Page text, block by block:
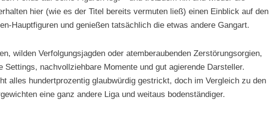
hier (wie es der Titel bereits vermuten ließ) einen Einblick auf den
Hauptfiguren und genießen tatsächlich die etwas andere Gangart.
wilden Verfolgungsjagden oder atemberaubenden Zerstörungsorgien,
Settings, nachvollziehbare Momente und gut agierende Darsteller.
alles hundertprozentig glaubwürdig gestrickt, doch im Vergleich zu den
eine ganz andere Liga und weitaus bodenständiger.